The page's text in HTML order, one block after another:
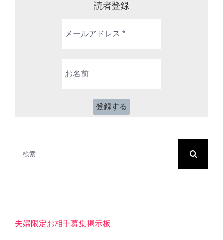
読者登録
ー
*
夫婦限定お相手募集掲示板